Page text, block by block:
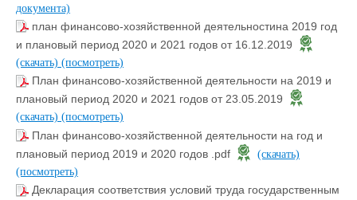
документа)
план финансово-хозяйственной деятельностина 2019 год
и плановый период 2020 и 2021 годов от 16.12.2019
(скачать) (посмотреть)
План финансово-хозяйственной деятельности на 2019 и
плановый период 2020 и 2021 годов от 23.05.2019
(скачать) (посмотреть)
План финансово-хозяйственной деятельности на год и
плановый период 2019 и 2020 годов .pdf
(скачать)
(посмотреть)
Декларация соответствия условий труда государственным